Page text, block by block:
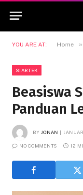
YOU ARE AT: Home »
SIARTEK
Beasiswa
Panduan
BY JONAN
NO COMMENTS 12